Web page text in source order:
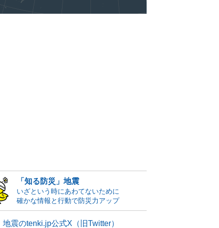
「知る防災」地震
いざという時にあわてないために
確かな情報と行動で防災力アップ
地震のtenki.jp公式X（旧Twitter）